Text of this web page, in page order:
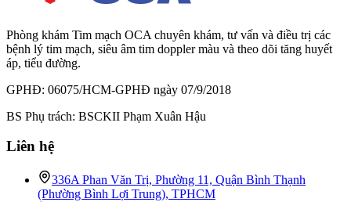
Phòng khám Tim mạch OCA chuyên khám, tư vấn và điều trị các
bệnh lý tim mạch, siêu âm tim doppler màu và theo dõi tăng huyết
áp, tiểu đường.
GPHĐ: 06075/HCM-GPHĐ ngày 07/9/2018
BS Phụ trách: BSCKII Phạm Xuân Hậu
Liên hệ
336A Phan Văn Trị, Phường 11, Quận Bình Thạnh
(Phường Bình Lợi Trung), TPHCM